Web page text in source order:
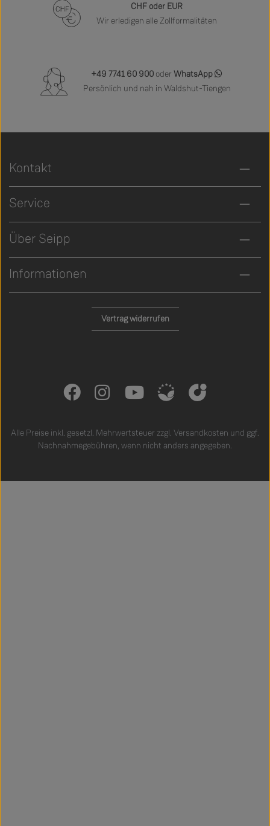
CHF oder EUR
Wir erledigen alle Zollformalitäten
+49 7741 60 900 oder WhatsApp
Persönlich und nah in Waldshut-Tiengen
Kontakt
Service
Über Seipp
Informationen
Vertrag widerrufen
Alle Preise inkl. gesetzl. Mehrwertsteuer zzgl. Versandkosten und ggf.
Nachnahmegebühren, wenn nicht anders angegeben.